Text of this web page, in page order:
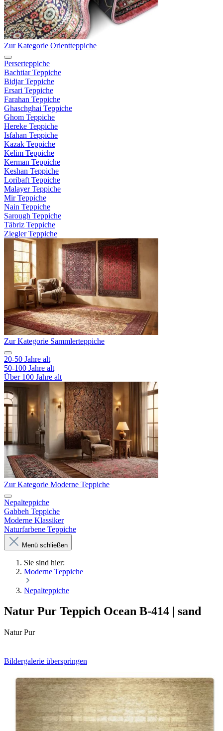
Zur Kategorie Orientteppiche
Perserteppiche
Bachtiar Teppiche
Bidjar Teppiche
Ersari Teppiche
Farahan Teppiche
Ghaschghai Teppiche
Ghom Teppiche
Hereke Teppiche
Isfahan Teppiche
Kazak Teppiche
Kelim Teppiche
Kerman Teppiche
Keshan Teppiche
Loribaft Teppiche
Malayer Teppiche
Mir Teppiche
Nain Teppiche
Sarough Teppiche
Täbriz Teppiche
Ziegler Teppiche
Zur Kategorie Sammlerteppiche
20-50 Jahre alt
50-100 Jahre alt
Über 100 Jahre alt
Zur Kategorie Moderne Teppiche
Nepalteppiche
Gabbeh Teppiche
Moderne Klassiker
Naturfarbene Teppiche
Menü schließen
Sie sind hier:
Moderne Teppiche
Nepalteppiche
Natur Pur Teppich Ocean B-414 | sand
Natur Pur
Bildergalerie überspringen